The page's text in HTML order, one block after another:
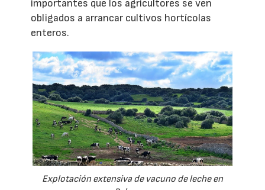
importantes que los agricultores se ven
obligados a arrancar cultivos hortícolas
enteros.
Explotación extensiva de vacuno de leche en